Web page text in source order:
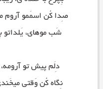
صِدا کُن اسمَمو آروم
شَب موهای،
دِلَم پیش تو
نِگاه کُن وَقتی